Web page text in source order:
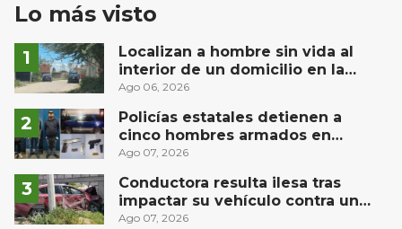
Lo más visto
Localizan a hombre sin vida al
interior de un domicilio en la
comunidad El Rodeo, San Juan del
Ago 06, 2026
Policías estatales detienen a
cinco hombres armados en
Puebla capital
Ago 07, 2026
Conductora resulta ilesa tras
impactar su vehículo contra un
muro en Huimilpan
Ago 07, 2026